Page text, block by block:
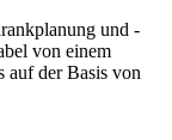
und -
von einem
auf der Basis von